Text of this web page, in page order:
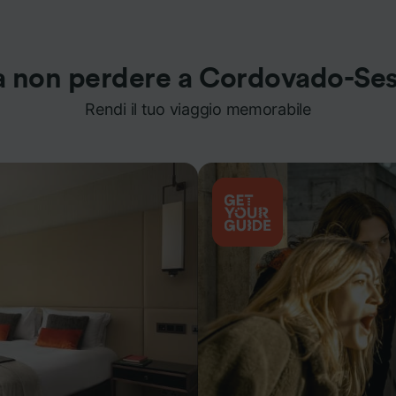
non perdere a Cordovado-
Rendi il tuo viaggio memorabile